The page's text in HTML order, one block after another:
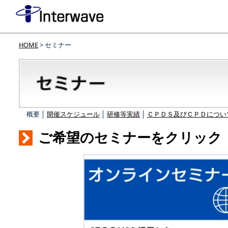
HOME> セミナー
概要 │ 開催スケジュール 研修等実績 ＣＰＤＳ及びＣＰＤにつ
ご希望のセミナーをクリック